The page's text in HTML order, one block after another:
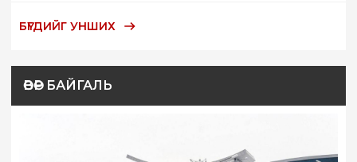
БҮГДИЙГ УНШИХ
ӨВӨР БАЙГАЛЬ